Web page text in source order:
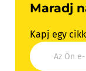
Maradj
Kapj egy